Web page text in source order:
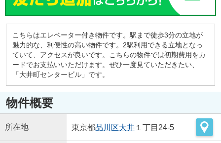
こちらはエレベーター付き物件です。駅まで徒歩3分の立地が
魅力的な、利便性の高い物件です。2駅利用できる立地となっ
ていて、アクセスが良いです。こちらの物件では初期費用をカ
ードでお支払いいただけます。ぜひ一度見ていただきたい、
「大井町センタービル」です。
物件概要
所在地 東京都品川区大井１丁目24-5